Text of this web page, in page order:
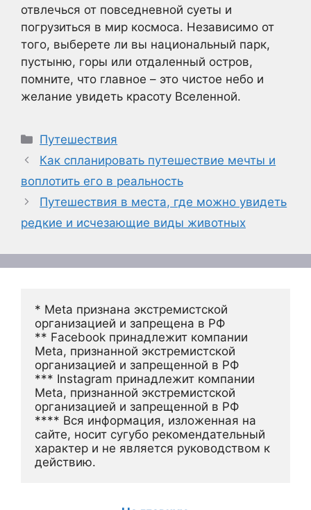
отвлечься от повседневной суеты и
погрузиться в мир космоса. Независимо от
того, выберете ли вы национальный парк,
пустыню, горы или отдаленный остров,
помните, что главное – это чистое небо и
желание увидеть красоту Вселенной.
Рубрики
Путешествия
Как спланировать путешествие мечты и
воплотить его в реальность
Путешествия в места, где можно увидеть
редкие и исчезающие виды животных
* Meta признана экстремистской
организацией и запрещена в РФ
** Facebook принадлежит компании
Meta, признанной экстремистской
организацией и запрещенной в РФ
*** Instagram принадлежит компании
Meta, признанной экстремистской
организацией и запрещенной в РФ
**** Вся информация, изложенная на
сайте, носит сугубо рекомендательный
характер и не является руководством к
действию.